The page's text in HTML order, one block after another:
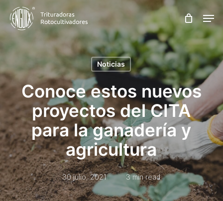
Skip
main
Noticias
Conoce estos nuevos
proyectos del CITA
para la ganadería y
agricultura
30 julio, 2021 3 min read